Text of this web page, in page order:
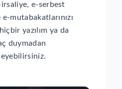
e-serbest
mutabakatlarınızı
yazılım ya da
duymadan